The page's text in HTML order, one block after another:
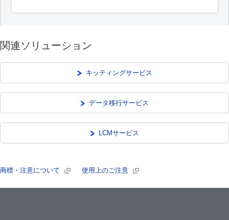
関連ソリューション
キッティングサービス
データ移行サービス
LCMサービス
商標・注意について 使用上のご注意